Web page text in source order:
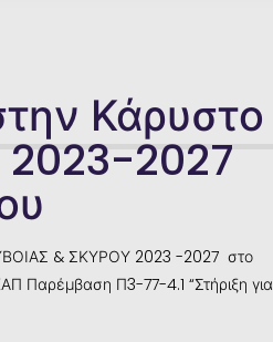
Κάρυστο
2023-2027
& ΣΚΥΡΟΥ 2023 -2027 στο
Παρέμβαση Π3-77-4.1 “Στήριξη για